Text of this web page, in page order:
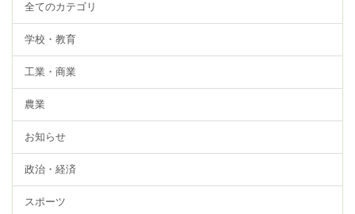
全てのカテゴリ
学校・教育
工業・商業
農業
お知らせ
政治・経済
スポーツ